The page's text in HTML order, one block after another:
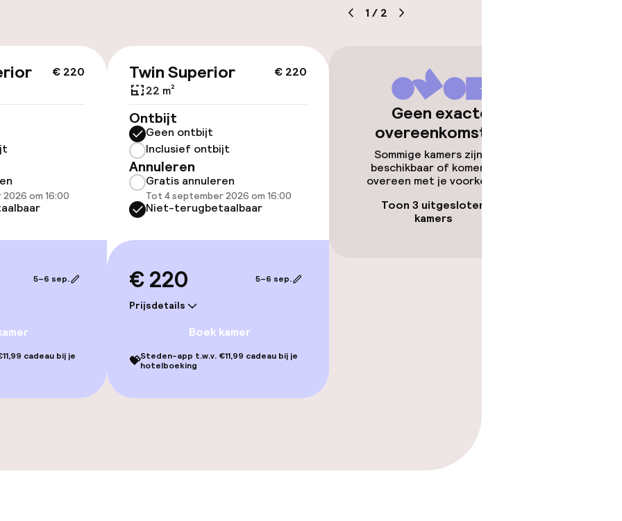
op eigen
Voor toegankelijkheid
geoptimaliseerde kamers
beschikbaar
kamers
1 / 2
€ 220
om 16:00
5–6 sep.
cadeau bij je
€ 220
Twin Superior
22 m²
Ontbijt
Geen ontbijt
Inclusief ontbijt
Annuleren
Gratis annuleren
Tot 4 september 2026 om 16:00
Niet-terugbetaalbaar
€ 220
Prijsdetails
5–6 sep.
Boek kamer
💝Steden-app t.w.v. €11,99 cadeau bij je
hotelboeking
Geen exacte
overeenkomsten
Sommige kamers zijn niet
beschikbaar of komen niet
overeen met je voorkeuren.
Toon 3 uitgesloten
kamers